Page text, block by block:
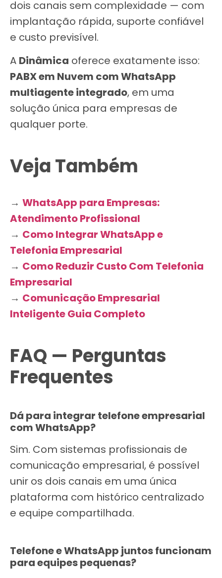
dois canais sem complexidade — com
implantação rápida, suporte confiável
e custo previsível.
A Dinâmica oferece exatamente isso:
PABX em Nuvem com WhatsApp
multiagente integrado, em uma
solução única para empresas de
qualquer porte.
Veja Também
→ WhatsApp para Empresas:
Atendimento Profissional
→ Como Integrar WhatsApp e
Telefonia Empresarial
→ Como Reduzir Custo Com Telefonia
Empresarial
→ Comunicação Empresarial
Inteligente Guia Completo
FAQ — Perguntas
Frequentes
Dá para integrar telefone empresarial
com WhatsApp?
Sim. Com sistemas profissionais de
comunicação empresarial, é possível
unir os dois canais em uma única
plataforma com histórico centralizado
e equipe compartilhada.
Telefone e WhatsApp juntos funcionam
para equipes pequenas?